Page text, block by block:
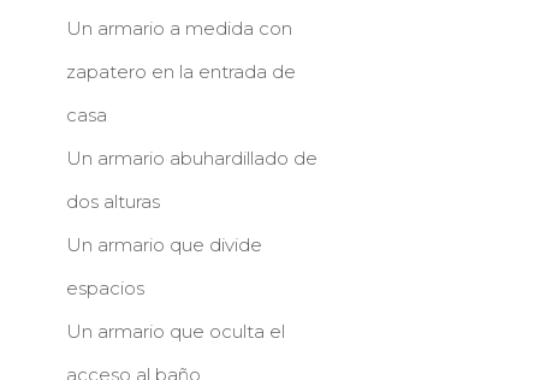
Un armario a medida con
zapatero en la entrada de
casa
Un armario abuhardillado de
dos alturas
Un armario que divide
espacios
Un armario que oculta el
acceso al baño